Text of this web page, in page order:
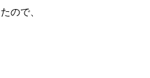
ので、